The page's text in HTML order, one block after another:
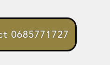
0685771727